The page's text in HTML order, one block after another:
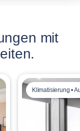
mit
Klimatisierung •